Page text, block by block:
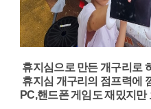
휴지심으로 만든 개구리로
휴지심 개구리의 점프력에
PC,핸드폰 게임도 재밌지만